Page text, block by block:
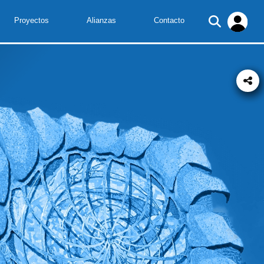
Proyectos Alianzas Contacto